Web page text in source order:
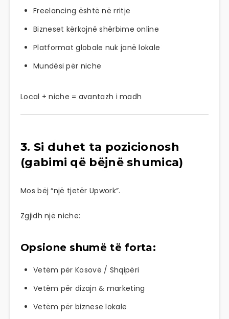
Freelancing është në rritje
Bizneset kërkojnë shërbime online
Platformat globale nuk janë lokale
Mundësi për niche
Local + niche = avantazh i madh
3. Si duhet ta pozicionosh
(gabimi që bëjnë shumica)
Mos bëj “një tjetër Upwork”.
Zgjidh një niche:
Opsione shumë të forta:
Vetëm për Kosovë / Shqipëri
Vetëm për dizajn & marketing
Vetëm për biznese lokale